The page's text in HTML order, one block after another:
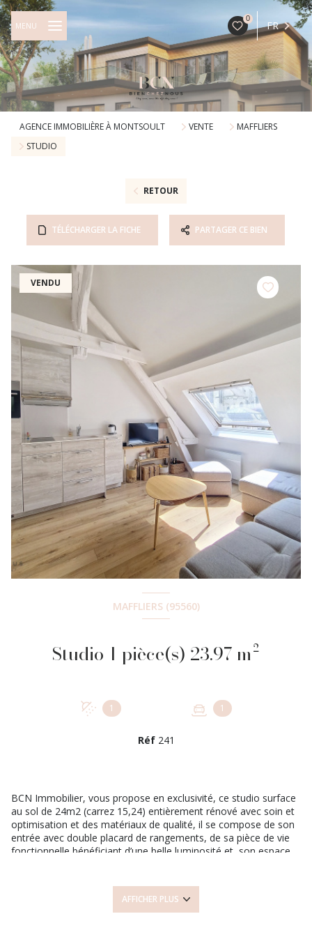
0
FR
MENU
AGENCE IMMOBILIÈRE À MONTSOULT VENTE
MAFFLIERS
STUDIO
RETOUR
TÉLÉCHARGER LA FICHE PARTAGER CE BIEN
VENDU
MAFFLIERS (95560)
Studio 1 pièce(s) 23.97 m²
1 1
Réf 241
BCN Immobilier, vous propose en exclusivité, ce studio surface
au sol de 24m2 (carrez 15,24) entièrement rénové avec soin et
optimisation et des matériaux de qualité, il se compose de son
entrée avec double placard de rangements, de sa pièce de vie
fonctionnelle bénéficiant d’une belle luminosité et, son espace
Idéal pour investissement locatif ou première acquisition.
AFFICHER PLUS